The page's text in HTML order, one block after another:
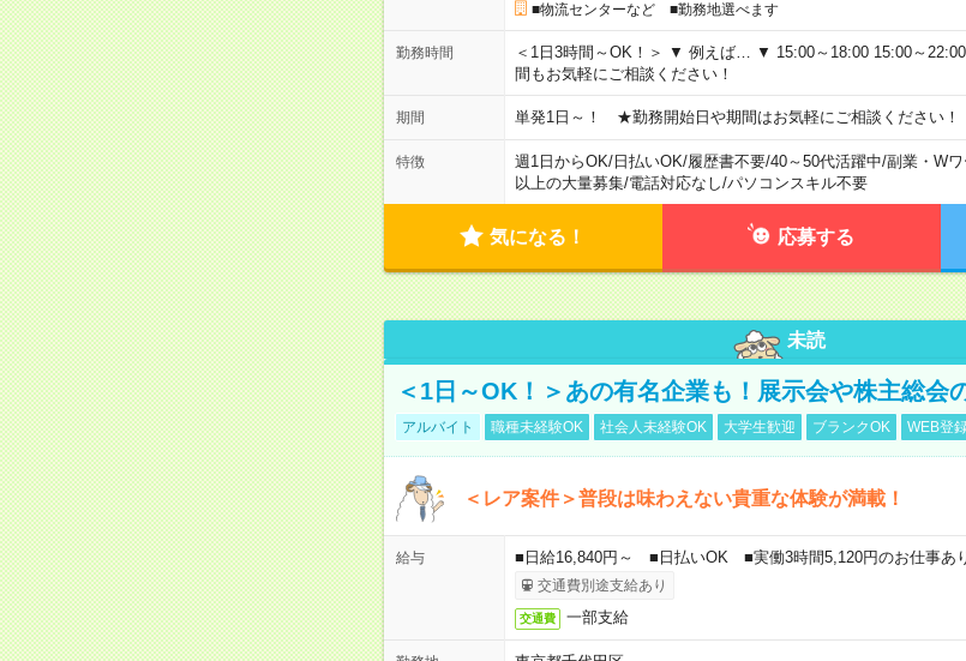
■物流センターなど ■勤務地選べます
勤務時間
＜1日3時間～OK！＞ ▼ 例えば… ▼ 15:00～18:00 15:00～
間もお気軽にご相談ください！
期間 単発1日～！ ★勤務開始日や期間はお気軽にご相談ください
特徴 週1日からOK/日払いOK/履歴書不要/40～50代活躍中/副業・W
以上の大量募集/電話対応なし/パソコンスキル不要
気になる！ 応募する
未読
＜1日～OK！＞あの有名企業も！展示会や株主総会
アルバイト 職種未経験OK 社会人未経験OK 大学生歓迎 ブランクOK WEB登
＜レア案件＞普段は味わえない貴重な体験が満載！
給与 ■日給16,840円～ ■日払いOK ■実働3時間5,120円のお仕事あ
交通費別途支給あり
交通費 一部支給